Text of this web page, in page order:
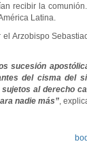
recibir la
Latina.
Arzobispo
sucesión
del cisma del
al derecho
nadie más”,